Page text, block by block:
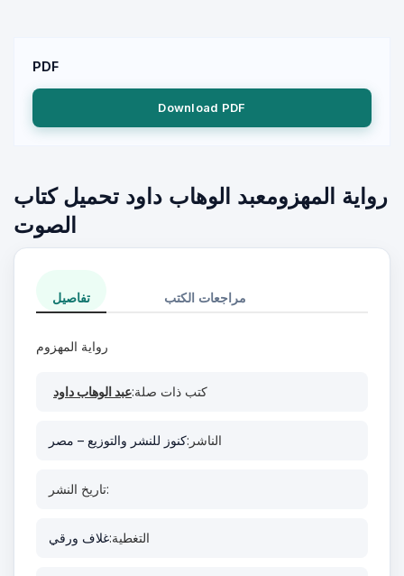
PDF
Download PDF
رواية المهزومعبد الوهاب داود تحميل كتاب
الصوت
تفاصيل مراجعات الكتب
رواية المهزوم
كتب ذات صلة:عبد الوهاب داود
الناشر:كنوز للنشر والتوزيع – مصر
تاريخ النشر:
التغطية:غلاف ورقي